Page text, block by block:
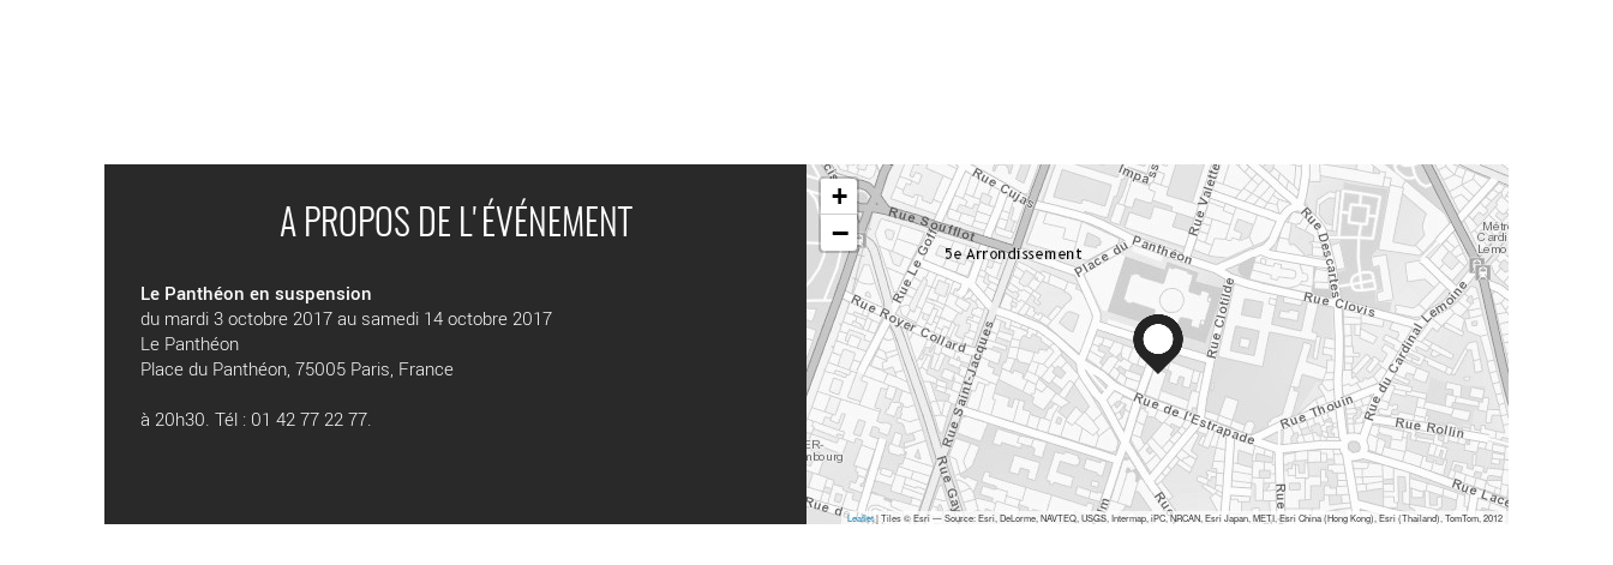
A PROPOS DE L'ÉVÉNEMENT
Le Panthéon en suspension
du mardi 3 octobre 2017 au samedi 14 octobre 2017
Le Panthéon
Place du Panthéon, 75005 Paris, France
à 20h30. Tél : 01 42 77 22 77.
+
−
Leaflet| Tiles © Esri — Source: Esri, DeLorme, NAVTEQ, USGS, Intermap, iPC, NRCAN, Esri Japan, METI, Esri China (Hong Kong), Esri (Thailand), TomTom, 2012